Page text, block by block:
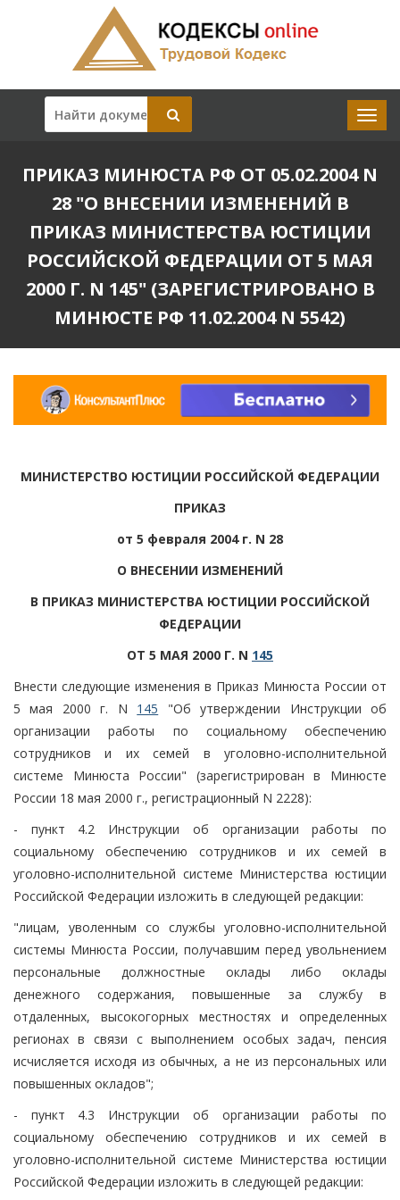
ПРИКАЗ МИНЮСТА РФ ОТ 05.02.2004 N
28 "О ВНЕСЕНИИ ИЗМЕНЕНИЙ В
ПРИКАЗ МИНИСТЕРСТВА ЮСТИЦИИ
РОССИЙСКОЙ ФЕДЕРАЦИИ ОТ 5 МАЯ
2000 Г. N 145" (ЗАРЕГИСТРИРОВАНО В
МИНЮСТЕ РФ 11.02.2004 N 5542)
МИНИСТЕРСТВО ЮСТИЦИИ РОССИЙСКОЙ ФЕДЕРАЦИИ
ПРИКАЗ
от 5 февраля 2004 г. N 28
О ВНЕСЕНИИ ИЗМЕНЕНИЙ
В ПРИКАЗ МИНИСТЕРСТВА ЮСТИЦИИ РОССИЙСКОЙ
ФЕДЕРАЦИИ
ОТ 5 МАЯ 2000 Г. N 145
Внести следующие изменения в Приказ Минюста России от
5 мая 2000 г. N 145 "Об утверждении Инструкции об
организации работы по социальному обеспечению
сотрудников и их семей в уголовно-исполнительной
системе Минюста России" (зарегистрирован в Минюсте
России 18 мая 2000 г., регистрационный N 2228):
- пункт 4.2 Инструкции об организации работы по
социальному обеспечению сотрудников и их семей в
уголовно-исполнительной системе Министерства юстиции
Российской Федерации изложить в следующей редакции:
"лицам, уволенным со службы уголовно-исполнительной
системы Минюста России, получавшим перед увольнением
персональные должностные оклады либо оклады
денежного содержания, повышенные за службу в
отдаленных, высокогорных местностях и определенных
регионах в связи с выполнением особых задач, пенсия
исчисляется исходя из обычных, а не из персональных или
повышенных окладов";
- пункт 4.3 Инструкции об организации работы по
социальному обеспечению сотрудников и их семей в
уголовно-исполнительной системе Министерства юстиции
Российской Федерации изложить в следующей редакции: